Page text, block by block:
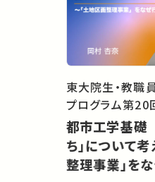
東大院生・教職
プログラム第20
都市工学基礎
ち」について
整理事業」を